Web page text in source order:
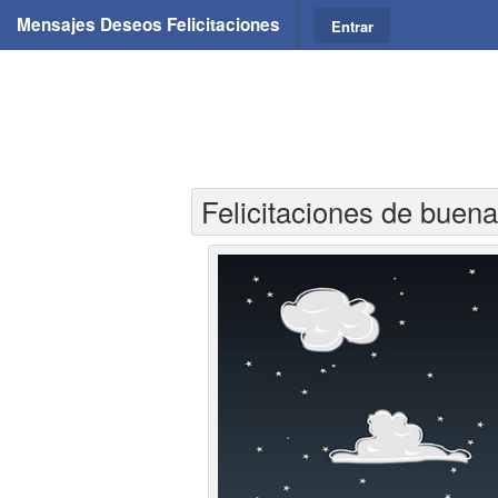
Mensajes Deseos Felicitaciones Entrar
Felicitaciones de